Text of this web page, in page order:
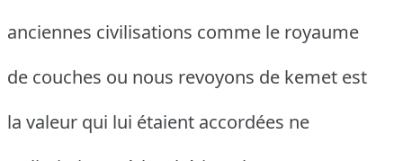
anciennes civilisations comme le royaume
de couches ou nous revoyons de kemet est
la valeur qui lui étaient accordées ne